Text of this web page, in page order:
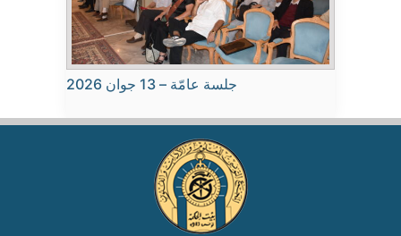
جلسة عامّة – 13 جوان 2026